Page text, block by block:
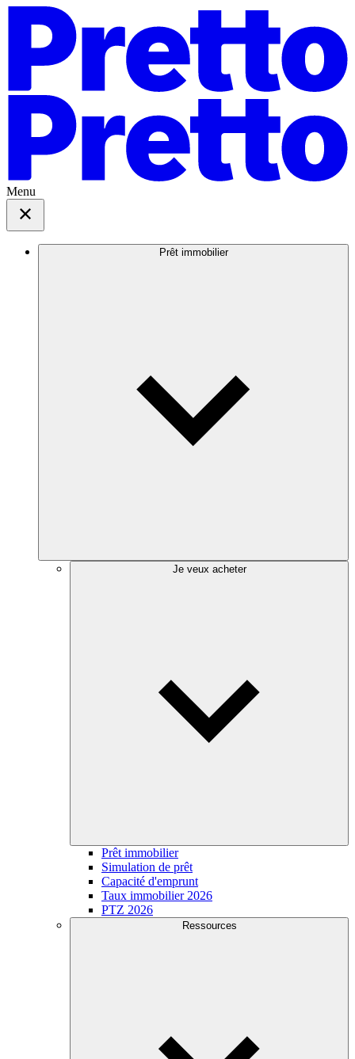
Menu
Prêt immobilier
Je veux acheter
Prêt immobilier
Simulation de prêt
Capacité d'emprunt
Taux immobilier 2026
PTZ 2026
Ressources